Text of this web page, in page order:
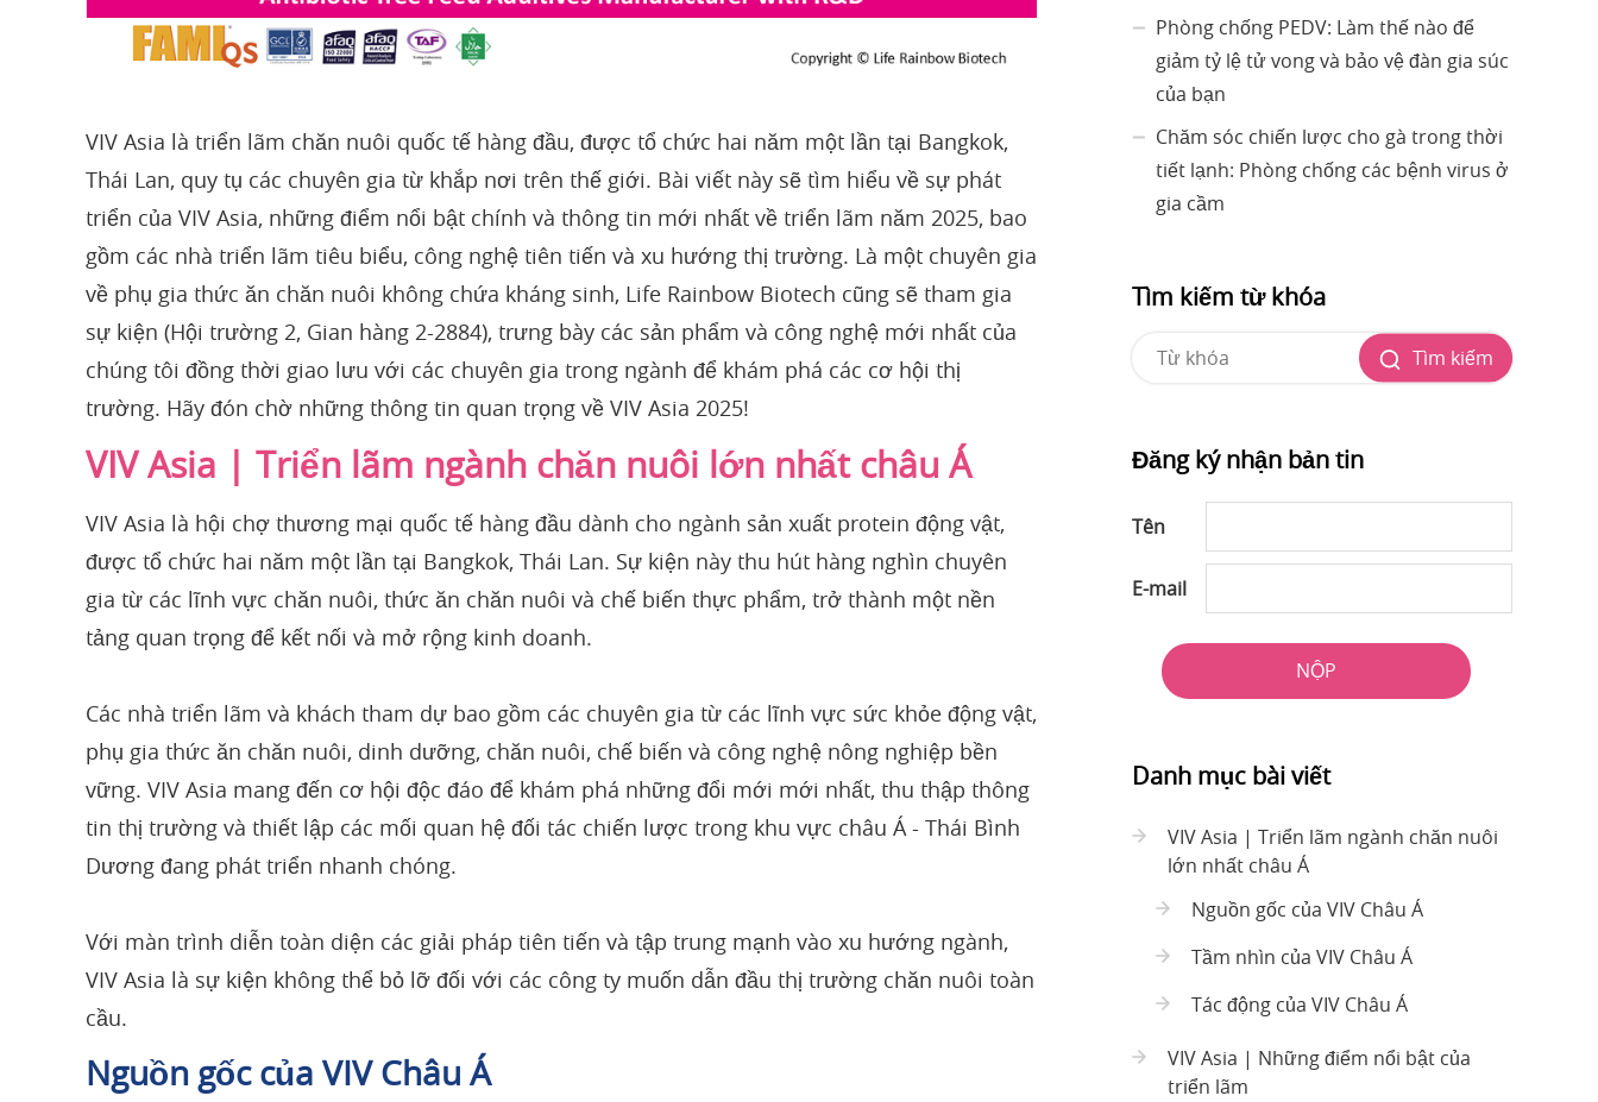
VIV Asia là triển lãm chăn nuôi quốc tế hàng đầu, được tổ chức hai năm một lần tại Bangkok,
Thái Lan, quy tụ các chuyên gia từ khắp nơi trên thế giới. Bài viết này sẽ tìm hiểu về sự phát
triển của VIV Asia, những điểm nổi bật chính và thông tin mới nhất về triển lãm năm 2025, bao
gồm các nhà triển lãm tiêu biểu, công nghệ tiên tiến và xu hướng thị trường. Là một chuyên gia
về phụ gia thức ăn chăn nuôi không chứa kháng sinh, Life Rainbow Biotech cũng sẽ tham gia
sự kiện (Hội trường 2, Gian hàng 2-2884), trưng bày các sản phẩm và công nghệ mới nhất của
chúng tôi đồng thời giao lưu với các chuyên gia trong ngành để khám phá các cơ hội thị
trường. Hãy đón chờ những thông tin quan trọng về VIV Asia 2025!
VIV Asia | Triển lãm ngành chăn nuôi lớn nhất châu Á
VIV Asia là hội chợ thương mại quốc tế hàng đầu dành cho ngành sản xuất protein động vật,
được tổ chức hai năm một lần tại Bangkok, Thái Lan. Sự kiện này thu hút hàng nghìn chuyên
gia từ các lĩnh vực chăn nuôi, thức ăn chăn nuôi và chế biến thực phẩm, trở thành một nền
tảng quan trọng để kết nối và mở rộng kinh doanh.
Các nhà triển lãm và khách tham dự bao gồm các chuyên gia từ các lĩnh vực sức khỏe động vật,
phụ gia thức ăn chăn nuôi, dinh dưỡng, chăn nuôi, chế biến và công nghệ nông nghiệp bền
vững. VIV Asia mang đến cơ hội độc đáo để khám phá những đổi mới mới nhất, thu thập thông
tin thị trường và thiết lập các mối quan hệ đối tác chiến lược trong khu vực châu Á - Thái Bình
Dương đang phát triển nhanh chóng.
Với màn trình diễn toàn diện các giải pháp tiên tiến và tập trung mạnh vào xu hướng ngành,
VIV Asia là sự kiện không thể bỏ lỡ đối với các công ty muốn dẫn đầu thị trường chăn nuôi toàn
cầu.
Nguồn gốc của VIV Châu Á
Phòng chống PEDV: Làm thế nào để
giảm tỷ lệ tử vong và bảo vệ đàn gia súc
của bạn
Chăm sóc chiến lược cho gà trong thời
tiết lạnh: Phòng chống các bệnh virus ở
gia cầm
Tìm kiếm từ khóa
Tìm kiếm
Đăng ký nhận bản tin
Tên
E-mail
NỘP
Danh mục bài viết
VIV Asia | Triển lãm ngành chăn nuôi
lớn nhất châu Á
Nguồn gốc của VIV Châu Á
Tầm nhìn của VIV Châu Á
Tác động của VIV Châu Á
VIV Asia | Những điểm nổi bật của
triển lãm